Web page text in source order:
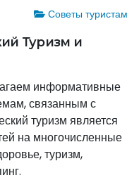
Советы туристам
Туризм и
информативные
связанным с
туризм является
на многочисленные
туризм,